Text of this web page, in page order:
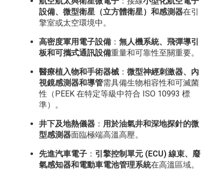
設備、微型衛星（立方體衛星）和感測器在引
擎室或太空環境中。
高密度軍用電子設備： 無人機系統、飛彈導引
板和可攜式通訊設備重量和可靠性至關重要。
醫療植入物和手術器械： 微型神經刺激器、內
視鏡感測器和導管需具備生物相容性和可滅菌
性（PEEK 在特定等級中符合 ISO 10993 標
準）。
井下及地熱儀器： 用於油氣井和深地探針的微
型感測器面臨極端高溫高壓。
先進汽車電子： 引擎控制單元 (ECU) 線束、廢
氣感知器和電動車電池管理系統在高溫區域。